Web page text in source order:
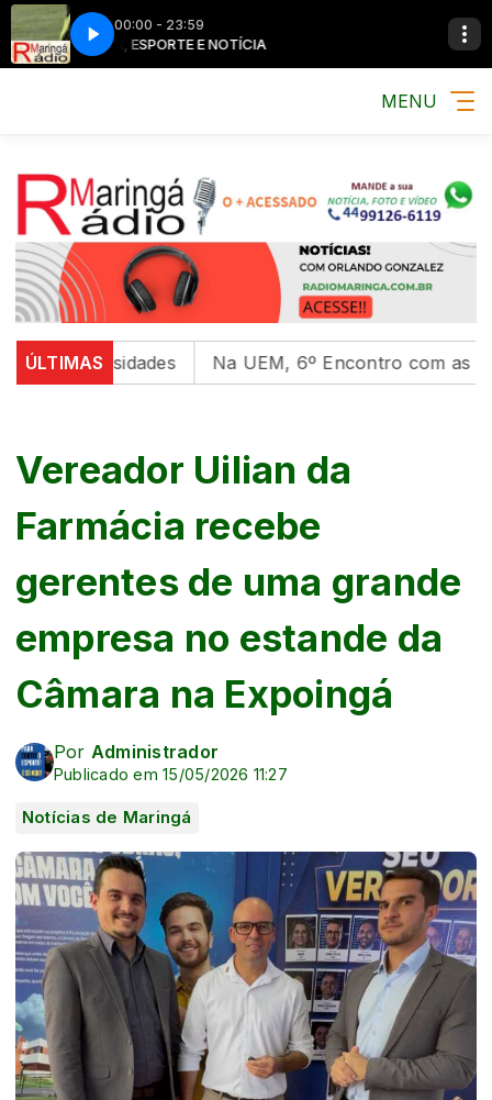
00:00 - 23:59
MÚSICA, ESPORTE E NOTÍCIA MÚSICA,
MENU
ÚLTIMAS Na UEM, 6º Encontro com as
Vereador Uilian da
Farmácia recebe
gerentes de uma grande
empresa no estande da
Câmara na Expoingá
Por Administrador
Publicado em 15/05/2026 11:27
Notícias de Maringá